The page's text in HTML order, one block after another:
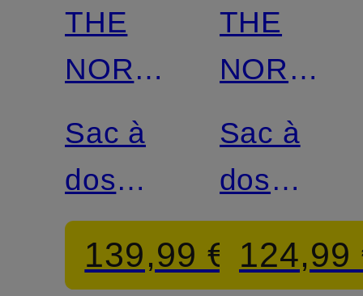
THE
NORTH
FACE
Sac à
dos
HOT
SHOT
139,99 €
THE
NORTH
FACE
Sac à
dos
124,99